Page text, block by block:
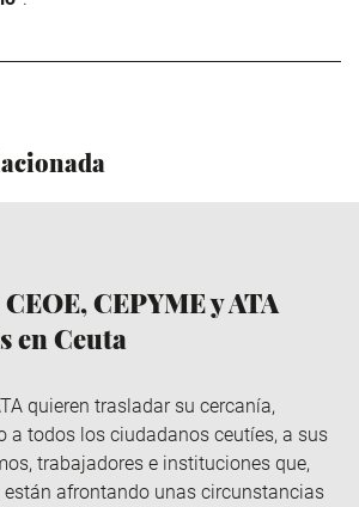
CEPYME y ATA
en Ceuta
quieren trasladar su cercanía,
a todos los ciudadanos ceutíes, a sus
trabajadores e instituciones que,
están afrontando unas circunstancias